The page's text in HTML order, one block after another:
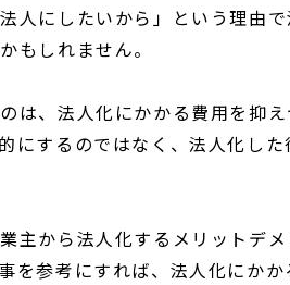
人にしたいから」という理由
もしれません。
は、法人化にかかる費用を抑
にするのではなく、法人化し
主から法人化するメリットデ
を参考にすれば、法人化にか